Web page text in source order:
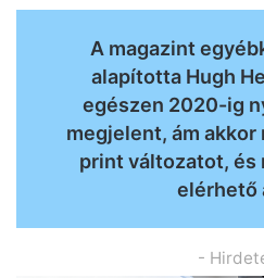
A magazint
alapította Hugh
egészen 2020-ig
megjelent, ám
print változatot, és
elérhető
-